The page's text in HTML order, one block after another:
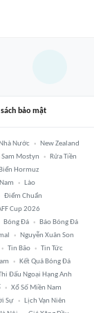
sách bảo mật
Nước
New Zealand
Mostyn
Rửa Tiền
Hormuz
Lào
Điểm Chuẩn
Cup 2026
Bóng Đá
Báo Bóng Đá
Nguyễn Xuân Son
Tin Bão
Tin Tức
Kết Quả Bóng Đá
Đấu Ngoại Hạng Anh
Xổ Số Miền Nam
Sự
Lịch Vạn Niên